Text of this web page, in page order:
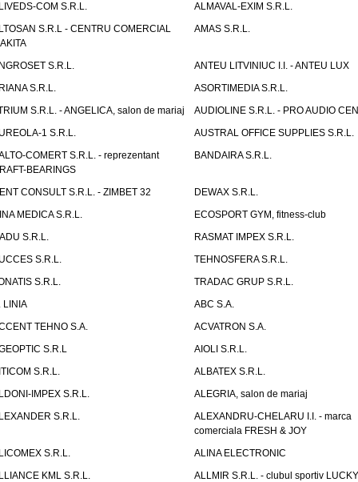
COM S.R.L.
ALMAVAL-EXIM S.R.L.
S.R.L - CENTRU COMERCIAL
AMAS S.R.L.
S.R.L.
ANTEU LITVINIUC I.I. - ANTEU LUX
S.R.L.
ASORTIMEDIA S.R.L.
S.R.L. - ANGELICA, salon de mariaj
AUDIOLINE S.R.L. - PRO AUDIO
1 S.R.L.
AUSTRAL OFFICE SUPPLIES S.R.L.
COMERT S.R.L. - reprezentant
BEARINGS
BANDAIRA S.R.L.
CONSULT S.R.L. - ZIMBET 32
DEWAX S.R.L.
MEDICA S.R.L.
ECOSPORT GYM, fitness-club
S.R.L.
RASMAT IMPEX S.R.L.
S.R.L.
TEHNOSFERA S.R.L.
S.R.L.
TRADAC GRUP S.R.L.
LINIA
ABC S.A.
TEHNO S.A.
ACVATRON S.A.
S.R.L
AIOLI S.R.L.
S.R.L.
ALBATEX S.R.L.
IMPEX S.R.L.
ALEGRIA, salon de mariaj
S.R.L.
ALEXANDRU-CHELARU I.I. - marca
comerciala FRESH & JOY
S.R.L.
ALINA ELECTRONIC
KML S.R.L.
ALLMIR S.R.L. - clubul sportiv